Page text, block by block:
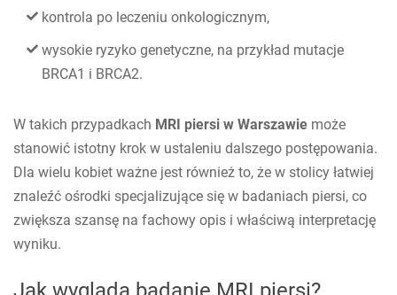
kontrola po leczeniu onkologicznym,
wysokie ryzyko genetyczne, na przykład mutacje
BRCA1 i BRCA2.
W takich przypadkach MRI piersi w Warszawie może
stanowić istotny krok w ustaleniu dalszego postępowania.
Dla wielu kobiet ważne jest również to, że w stolicy łatwiej
znaleźć ośrodki specjalizujące się w badaniach piersi, co
zwiększa szansę na fachowy opis i właściwą interpretację
wyniku.